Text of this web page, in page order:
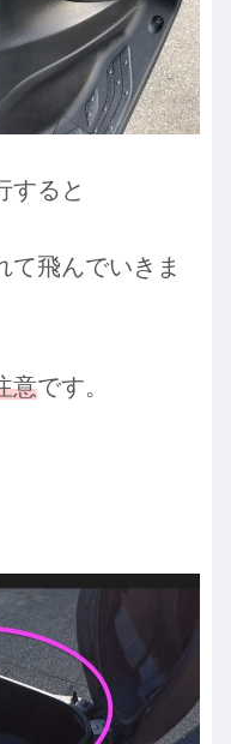
すると
て飛んでいきま
意です。